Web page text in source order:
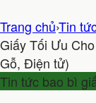
Trang chủ›Tin
Giấy Tối Ưu
Gỗ, Điện tử)
Tin tức bao bì